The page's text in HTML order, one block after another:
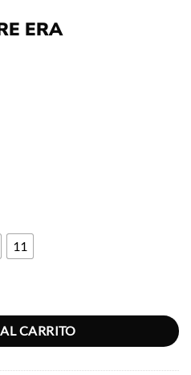
ERA
11
CARRITO